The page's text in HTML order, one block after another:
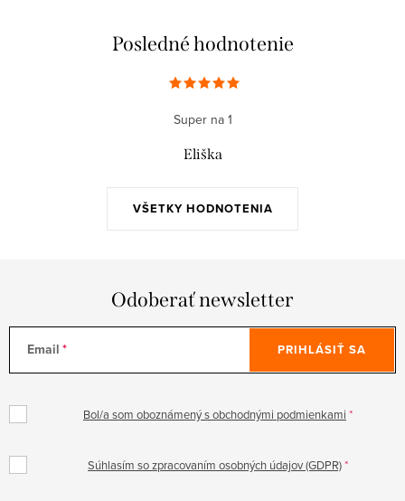
Posledné hodnotenie
VŠETKY HODNOTENIA
Super na 1
Eliška
Odoberať newsletter
Email
Bol/a som oboznámený s obchodnými podmienkami
Súhlasím so zpracovaním osobných údajov (GDPR)
PRIHLÁSIŤ SA